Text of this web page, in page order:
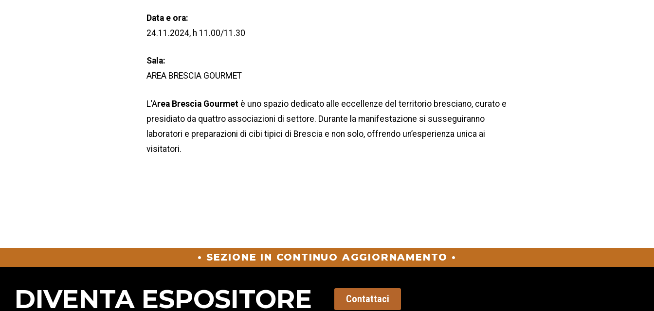
Data e ora:
24.11.2024, h 11.00/11.30
Sala:
AREA BRESCIA GOURMET
L’Area Brescia Gourmetè uno spazio dedicato alle eccellenze del territorio bresciano, curato e
presidiato da quattro associazioni di settore. Durante la manifestazione si susseguiranno
laboratori e preparazioni di cibi tipici di Brescia e non solo, offrendo un’esperienza unica ai
visitatori.
• SEZIONE IN CONTINUO AGGIORNAMENTO •
DIVENTA ESPOSITORE Contattaci